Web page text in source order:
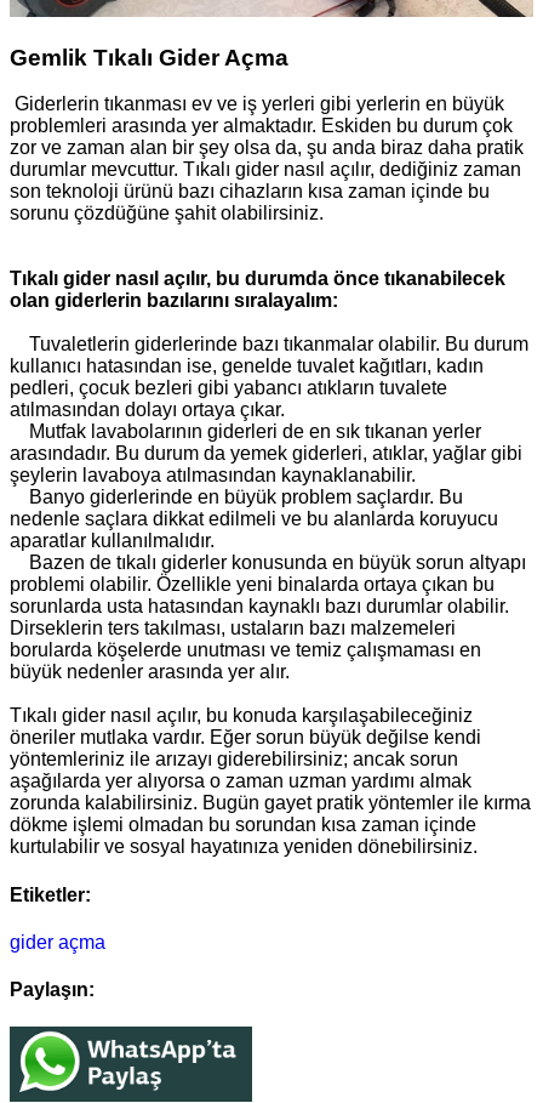
Gemlik Tıkalı Gider Açma
Giderlerin tıkanması ev ve iş yerleri gibi yerlerin en büyük
problemleri arasında yer almaktadır. Eskiden bu durum çok
zor ve zaman alan bir şey olsa da, şu anda biraz daha pratik
durumlar mevcuttur. Tıkalı gider nasıl açılır, dediğiniz zaman
son teknoloji ürünü bazı cihazların kısa zaman içinde bu
sorunu çözdüğüne şahit olabilirsiniz.
Tıkalı gider nasıl açılır, bu durumda önce tıkanabilecek
olan giderlerin bazılarını sıralayalım:
Tuvaletlerin giderlerinde bazı tıkanmalar olabilir. Bu durum
kullanıcı hatasından ise, genelde tuvalet kağıtları, kadın
pedleri, çocuk bezleri gibi yabancı atıkların tuvalete
atılmasından dolayı ortaya çıkar.
Mutfak lavabolarının giderleri de en sık tıkanan yerler
arasındadır. Bu durum da yemek giderleri, atıklar, yağlar gibi
şeylerin lavaboya atılmasından kaynaklanabilir.
Banyo giderlerinde en büyük problem saçlardır. Bu
nedenle saçlara dikkat edilmeli ve bu alanlarda koruyucu
aparatlar kullanılmalıdır.
Bazen de tıkalı giderler konusunda en büyük sorun altyapı
problemi olabilir. Özellikle yeni binalarda ortaya çıkan bu
sorunlarda usta hatasından kaynaklı bazı durumlar olabilir.
Dirseklerin ters takılması, ustaların bazı malzemeleri
borularda köşelerde unutması ve temiz çalışmaması en
büyük nedenler arasında yer alır.
Tıkalı gider nasıl açılır, bu konuda karşılaşabileceğiniz
öneriler mutlaka vardır. Eğer sorun büyük değilse kendi
yöntemleriniz ile arızayı giderebilirsiniz; ancak sorun
aşağılarda yer alıyorsa o zaman uzman yardımı almak
zorunda kalabilirsiniz. Bugün gayet pratik yöntemler ile kırma
dökme işlemi olmadan bu sorundan kısa zaman içinde
kurtulabilir ve sosyal hayatınıza yeniden dönebilirsiniz.
Etiketler:
gider açma
Paylaşın: